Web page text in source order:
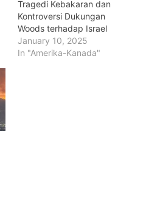
Tragedi Kebakaran dan
Kontroversi Dukungan
Woods terhadap Israel
January 10, 2025
In "Amerika-Kanada"